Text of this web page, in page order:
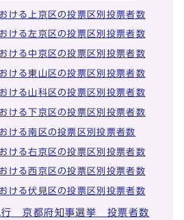
ける上京区の投票区別投票者数
ける左京区の投票区別投票者数
ける中京区の投票区別投票者数
ける東山区の投票区別投票者数
ける山科区の投票区別投票者数
ける下京区の投票区別投票者数
ける南区の投票区別投票者数
ける右京区の投票区別投票者数
ける西京区の投票区別投票者数
ける伏見区の投票区別投票者数
行 京都府知事選挙 投票者数